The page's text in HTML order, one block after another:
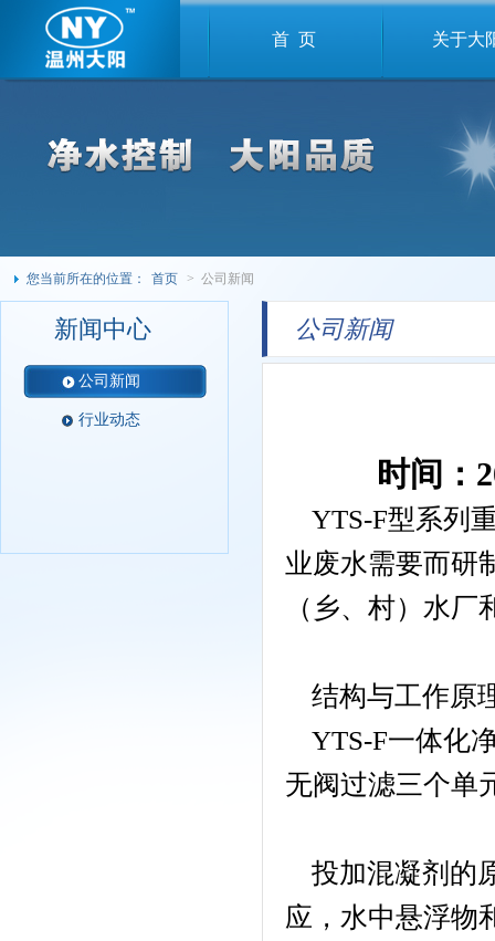
首 页 关于大
您当前所在的位置： 首页 > 公司新闻
新闻中心
公司新闻
行业动态
公司新闻
时间：
YTS-F型系列
业废水需要而研
（乡、村）水
结构与工作原
YTS-F一体化
无阀过滤三个单
投加混凝剂的
应，水中悬浮物